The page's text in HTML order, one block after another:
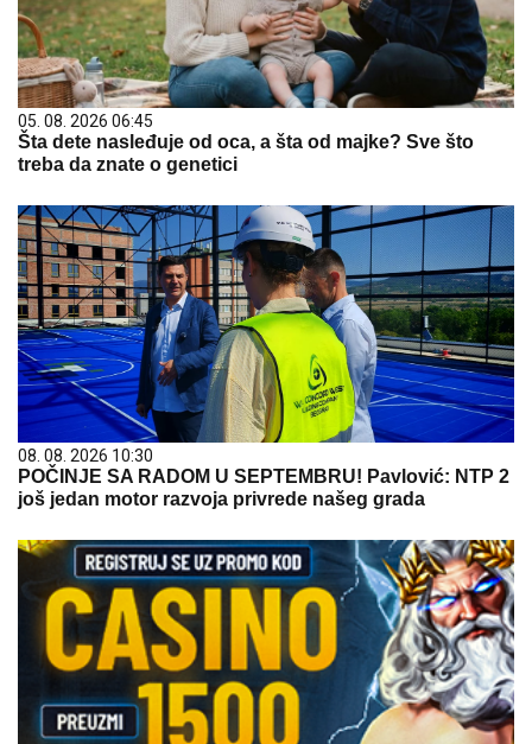
05. 08. 2026 06:45
Šta dete nasleđuje od oca, a šta od majke? Sve što
treba da znate o genetici
08. 08. 2026 10:30
POČINJE SA RADOM U SEPTEMBRU! Pavlović: NTP 2
još jedan motor razvoja privrede našeg grada